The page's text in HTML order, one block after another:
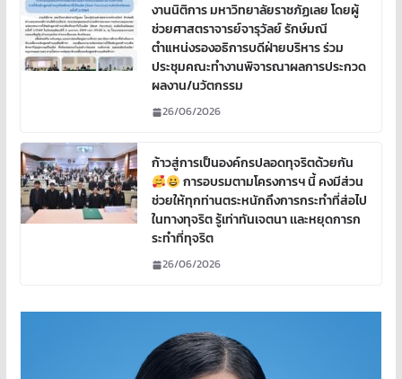
งานนิติการ มหาวิทยาลัยราชภัฏเลย โดยผู้
ช่วยศาสตราจารย์จารุวัลย์ รักษ์มณี
ตำแหน่งรองอธิการบดีฝ่ายบริหาร ร่วม
ประชุมคณะทำงานพิจารณาผลการประกวด
ผลงาน/นวัตกรรม
26/06/2026
ก้าวสู่การเป็นองค์กรปลอดทุจริตด้วยกัน
การอบรมตามโครงการฯ นี้ คงมีส่วน
ช่วยให้ทุกท่านตระหนักถึงการกระทำที่ส่อไป
ในทางทุจริต รู้เท่าทันเจตนา เเละหยุดการก
ระทำที่ทุจริต
26/06/2026